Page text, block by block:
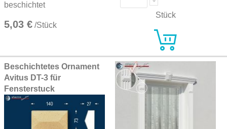
beschichtet
5,03 € /Stück
Stück
Beschichtetes Ornament
Avitus DT-3 für
Fensterstuck